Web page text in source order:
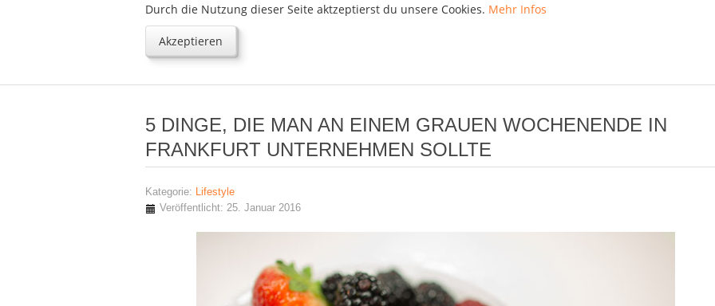
Durch die Nutzung dieser Seite aktzeptierst du unsere Cookies. Mehr Infos
Akzeptieren
5 DINGE, DIE MAN AN EINEM GRAUEN WOCHENENDE IN
FRANKFURT UNTERNEHMEN SOLLTE
Kategorie: Lifestyle
Veröffentlicht: 25. Januar 2016